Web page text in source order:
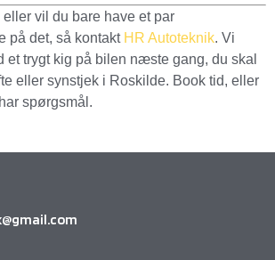
vil du bare have et par
på det, så kontakt HR Autoteknik. Vi
et trygt kig på bilen næste gang, du skal
eller synstjek i Roskilde. Book tid, eller
spørgsmål.